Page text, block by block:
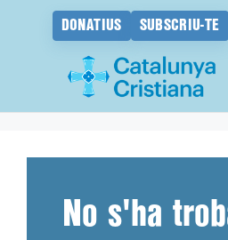
DONATIUS SUBSCRIU-TE
No s'ha